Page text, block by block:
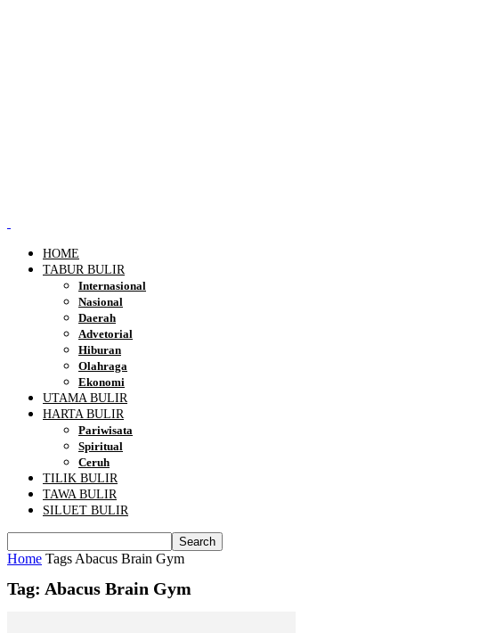
HOME
TABUR BULIR
Internasional
Nasional
Daerah
Advetorial
Hiburan
Olahraga
Ekonomi
UTAMA BULIR
HARTA BULIR
Pariwisata
Spiritual
Ceruh
TILIK BULIR
TAWA BULIR
SILUET BULIR
Home Tags Abacus Brain Gym
Tag: Abacus Brain Gym